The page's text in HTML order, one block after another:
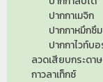
ปากกาเมจิก
ปากกาหมึกซึม
ปากกาไวท์บ
ลวดเสียบกระดาษ
กาวลาเท็กซ์